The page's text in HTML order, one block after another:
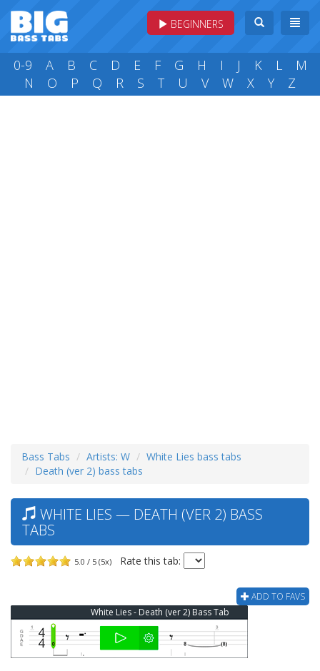
BEGINNERS
0-9 A B C D E F G H I J K L
M
N
O P Q R S T U V W X Y Z
Bass Tabs Artists: W
White Lies bass tabs
Death (ver 2) bass tabs
WHITE LIES — DEATH (VER 2) BASS
TABS
5.0 / 5 (5x) Rate this tab:
ADD TO FAVS
White Lies - Death (ver 2) Bass Tab